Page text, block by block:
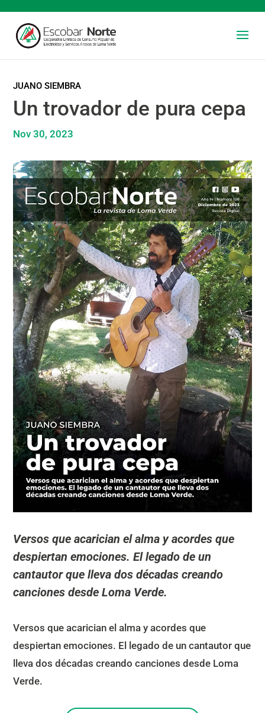
JUANO SIEMBRA
Un trovador de pura cepa
Nov 30, 2023
Versos que acarician el alma y acordes que
despiertan emociones. El legado de un
cantautor que lleva dos décadas creando
canciones desde Loma Verde.
Versos que acarician el alma y acordes que
despiertan emociones. El legado de un cantautor que
lleva dos décadas creando canciones desde Loma
Verde.